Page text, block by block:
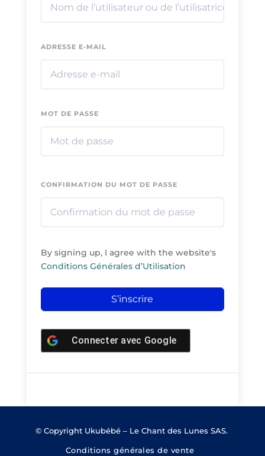
ADRESSE E-MAIL
MOT DE PASSE
CONFIRMATION DU MOT DE PASSE
By signing up, I agree with the website's
Conditions Générales d’Utilisation
S’inscrire
Connecter avec Google
© Copyright Ukubébé – Le Chant des Lunes SAS.
Conditions générales de vente